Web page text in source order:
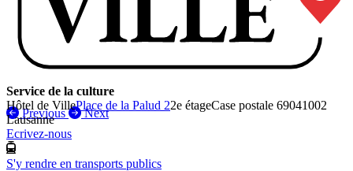
Previous Next
Service de la culture
Hôtel de VillePlace de la Palud 22e étageCase postale 69041002
Lausanne
Ecrivez-nous
S'y rendre en transports publics